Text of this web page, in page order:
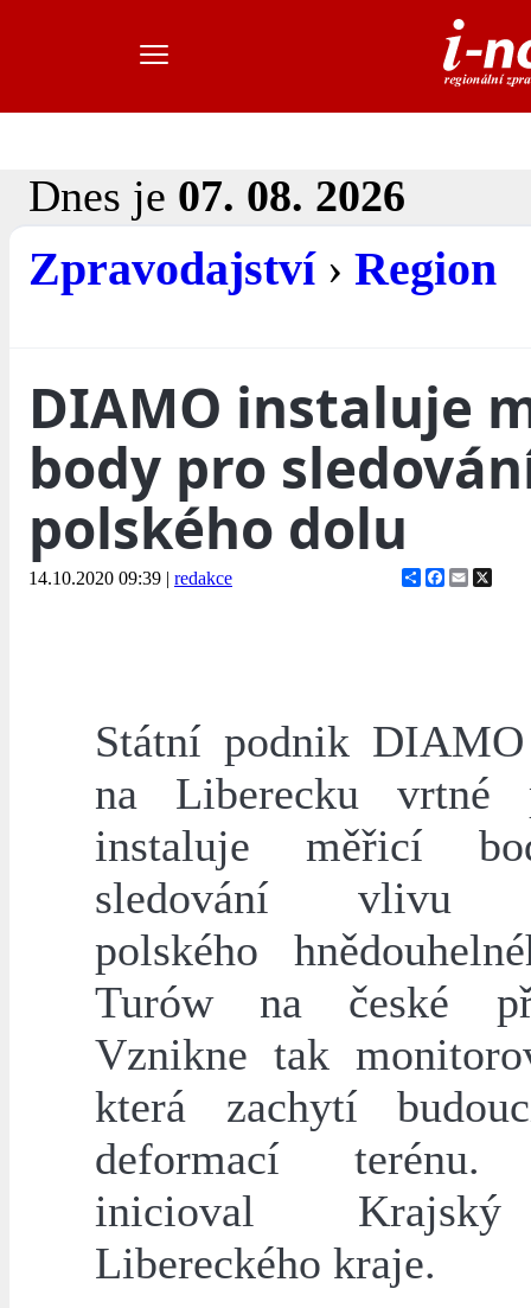
Dnes je 07. 08. 2026
Zpravodajství› Region
DIAMO instaluje
body pro
polského dolu
14.10.2020 09:39 | redakce ShareFacebook
Email
Státní podnik
na Liberecku vrtné
instaluje měřicí
sledování vlivu
polského
Turów na české
Vznikne tak
která zachytí
deformací terénu.
inicioval
Libereckého kraje.